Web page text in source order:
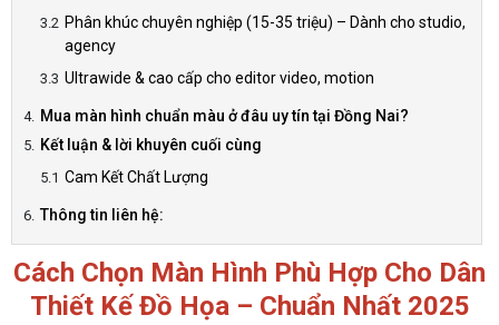
Phân khúc chuyên nghiệp (15-35 triệu) – Dành cho studio,
agency
Ultrawide & cao cấp cho editor video, motion
Mua màn hình chuẩn màu ở đâu uy tín tại Đồng Nai?
Kết luận & lời khuyên cuối cùng
Cam Kết Chất Lượng
Thông tin liên hệ:
Cách Chọn Màn Hình Phù Hợp Cho Dân
Thiết Kế Đồ Họa – Chuẩn Nhất 2025